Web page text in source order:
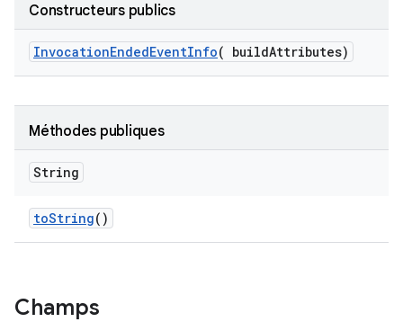
Constructeurs publics
InvocationEndedEventInfo( buildAttributes)
Méthodes publiques
String
toString()
Champs